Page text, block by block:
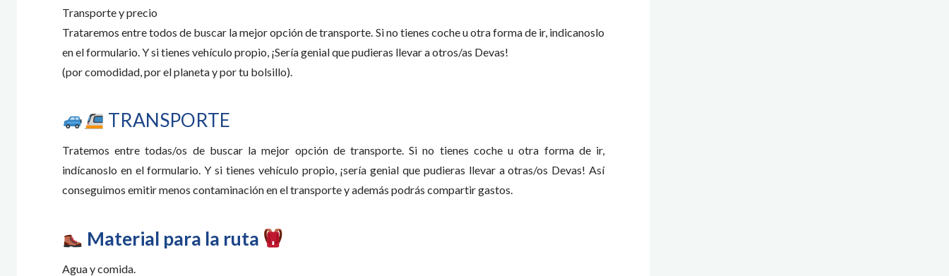
Transporte y precio
Trataremos entre todos de buscar la mejor opción de transporte. Si no tienes coche u otra forma de ir, indicanoslo
en el formulario. Y si tienes vehículo propio, ¡Sería genial que pudieras llevar a otros/as Devas!
(por comodidad, por el planeta y por tu bolsillo).
TRANSPORTE
Tratemos entre todas/os de buscar la mejor opción de transporte. Si no tienes coche u otra forma de ir,
indícanoslo en el formulario. Y si tienes vehículo propio, ¡sería genial que pudieras llevar a otras/os Devas! Así
conseguimos emitir menos contaminación en el transporte y además podrás compartir gastos.
Material para la ruta
Agua y comida.